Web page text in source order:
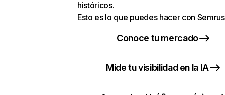
históricos.
Esto es lo que puedes hacer con
Conoce tu mercado
Mide tu visibilidad en la IA